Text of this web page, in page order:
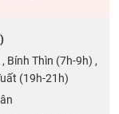
Bính Thìn (7h-9h) ,
(19h-21h)